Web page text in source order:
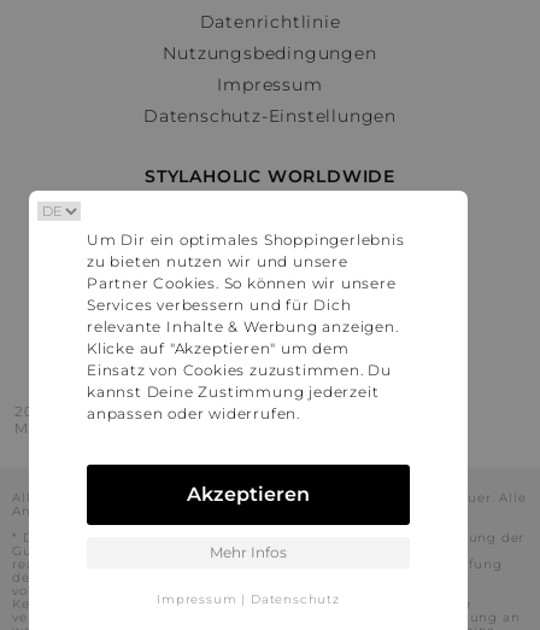
Datenrichtlinie
Nutzungsbedingungen
Impressum
Datenschutz-Einstellungen
STYLAHOLIC WORLDWIDE
Österreich
Schweiz
France
United States
2016 - 2026 © Stylaholic.
Made for you with love in munich.
Alle Preise inkl. der jeweils geltenden gesetzlichen Mehrwertsteuer. Alle
Angaben ohne Gewähr.
* Die angezeigten Preise beinhalten Rabatte, die durch die Nutzung der
Gutschein-Codes auf den Seiten unserer Partner voraussichtlich
realisiert werden können. Stylaholic führt keine vollständige Prüfung
der Gutschein-Codes durch und es kann daher in Einzelfällen
vorkommen, dass die Gutscheine abweichend von unserem
Kenntnisstand bei dem jeweiligen Shop nicht oder nur teilweise
verwendet werden können. Darüber hinaus kann deren Verwendung an
Um Dir ein optimales Shoppingerlebnis
zu bieten nutzen wir und unsere
Partner Cookies. So können wir unsere
Services verbessern und für Dich
relevante Inhalte & Werbung anzeigen.
Klicke auf "Akzeptieren" um dem
Einsatz von Cookies zuzustimmen. Du
kannst Deine Zustimmung jederzeit
anpassen oder widerrufen.
Akzeptieren
Mehr Infos
Impressum | Datenschutz